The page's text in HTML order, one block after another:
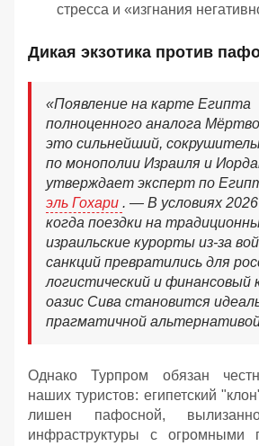
стресса и «изгнания
Дикая экзотика против
«Появление на карте Египта
полноценного аналога
это сильнейший,
по монополии Израиля и
утверждает эксперт по
эль Гохари . — В условиях 2026
когда поездки на
израильские курорты из-за
санкций превратились для
логистический и финансовый
оазис Сива становится
прагматичной
Однако Турпром обязан
наших туристов: египетский
лишен пафосной,
инфраструктуры с огромными